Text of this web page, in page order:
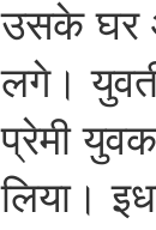
उसके घर
लगे।
प्रेमी
लिया।